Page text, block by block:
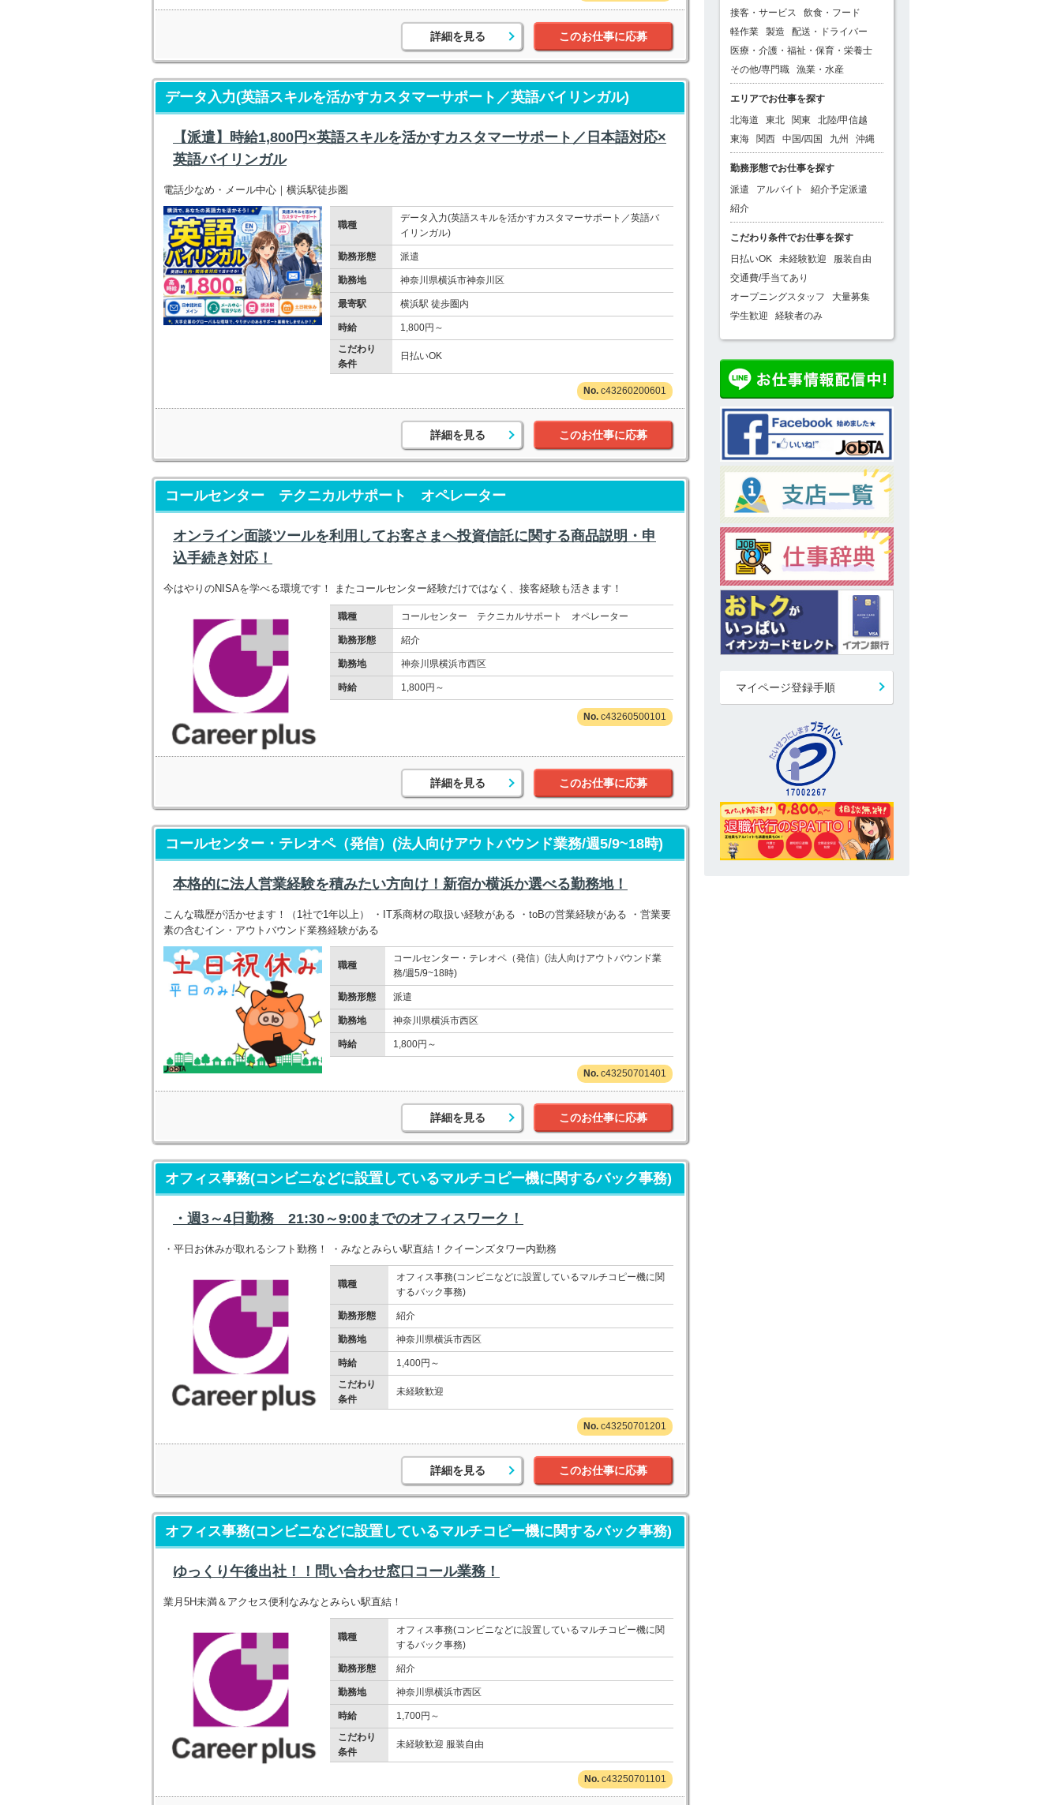
詳細を見る このお仕事に応募
データ入力(英語スキルを活かすカスタマーサポート／英語バイリンガル)
【派遣】時給1,800円×英語スキルを活かすカスタマーサポート／日本語対応×
英語バイリンガル
電話少なめ・メール中心｜横浜駅徒歩圏
職種
データ入力(英語スキルを活かすカスタマーサポート／英語バ
イリンガル)
勤務形態 派遣
勤務地 神奈川県横浜市神奈川区
最寄駅 横浜駅 徒歩圏内
時給
1,800円～
こだわり
条件
日払いOK
c43260200601
詳細を見る このお仕事に応募
コールセンター テクニカルサポート オペレーター
オンライン面談ツールを利用してお客さまへ投資信託に関する商品説明・申
込手続き対応！
今はやりのNISAを学べる環境です！ またコールセンター経験だけではなく、接客経験も活きます！
職種 コールセンター テクニカルサポート オペレーター
勤務形態 紹介
勤務地 神奈川県横浜市西区
時給 1,800円～
c43260500101
詳細を見る このお仕事に応募
コールセンター・テレオペ（発信）(法人向けアウトバウンド業務/週5/9~18時)
本格的に法人営業経験を積みたい方向け！新宿か横浜か選べる勤務地！
こんな職歴が活かせます！（1社で1年以上） ・IT系商材の取扱い経験がある ・toBの営業経験がある ・営業要
素の含むイン・アウトバウンド業務経験がある
職種
コールセンター・テレオペ（発信）(法人向けアウトバウンド業
務/週5/9~18時)
勤務形態 派遣
勤務地 神奈川県横浜市西区
時給 1,800円～
c43250701401
詳細を見る このお仕事に応募
オフィス事務(コンビニなどに設置しているマルチコピー機に関するバック事務)
・週3～4日勤務 21:30～9:00までのオフィスワーク！
・平日お休みが取れるシフト勤務！ ・みなとみらい駅直結！クイーンズタワー内勤務
職種
オフィス事務(コンビニなどに設置しているマルチコピー機に関
するバック事務)
勤務形態 紹介
勤務地 神奈川県横浜市西区
時給
1,400円～
こだわり
条件
未経験歓迎
c43250701201
詳細を見る このお仕事に応募
オフィス事務(コンビニなどに設置しているマルチコピー機に関するバック事務)
ゆっくり午後出社！！問い合わせ窓口コール業務！
業月5H未満＆アクセス便利なみなとみらい駅直結！
職種
オフィス事務(コンビニなどに設置しているマルチコピー機に関
するバック事務)
勤務形態 紹介
勤務地 神奈川県横浜市西区
時給
1,700円～
こだわり
条件
未経験歓迎 服装自由
c43250701101
接客・サービス
飲食・フード
軽作業
製造
配送・ドライバー
医療・介護・福祉・保育・栄養士
その他/専門職
漁業・水産
エリアでお仕事を探す
北海道
東北 関東
北陸/甲信越
東海
関西 中国/四国 九州 沖縄
勤務形態でお仕事を探す
派遣
アルバイト
紹介予定派遣
紹介
こだわり条件でお仕事を探す
日払いOK
未経験歓迎
服装自由
交通費/手当てあり
オープニングスタッフ
大量募集
学生歓迎
経験者のみ
マイページ登録手順